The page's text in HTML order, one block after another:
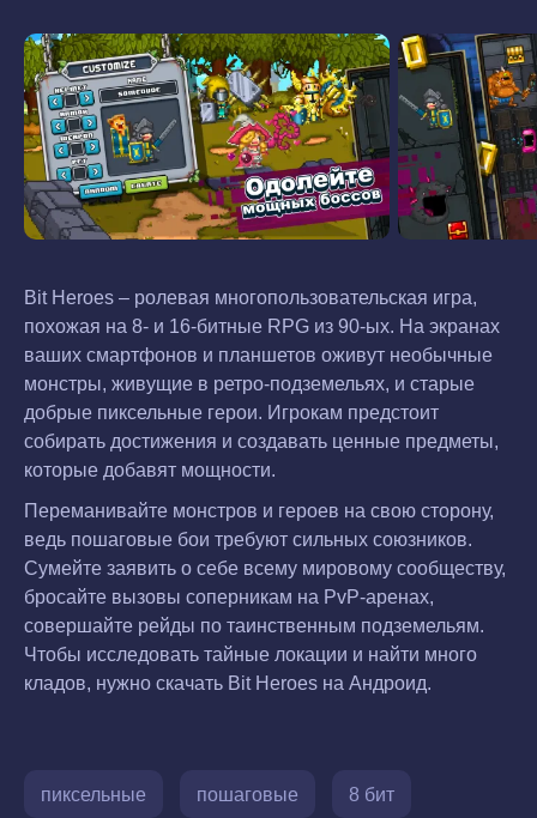
Bit Heroes – ролевая многопользовательская игра,
похожая на 8- и 16-битные RPG из 90-ых. На экранах
ваших смартфонов и планшетов оживут необычные
монстры, живущие в ретро-подземельях, и старые
добрые пиксельные герои. Игрокам предстоит
собирать достижения и создавать ценные предметы,
которые добавят мощности.
Переманивайте монстров и героев на свою сторону,
ведь пошаговые бои требуют сильных союзников.
Сумейте заявить о себе всему мировому сообществу,
бросайте вызовы соперникам на PvP-аренах,
совершайте рейды по таинственным подземельям.
Чтобы исследовать тайные локации и найти много
кладов, нужно скачать Bit Heroes на Андроид.
пиксельные пошаговые 8 бит